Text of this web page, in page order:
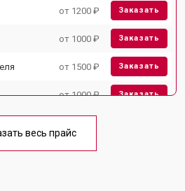
от 1200 ₽ Заказать
от 1000 ₽ Заказать
от 1500 ₽ Заказать
от 1000 ₽ Заказать
от 1000 ₽
весь прайс